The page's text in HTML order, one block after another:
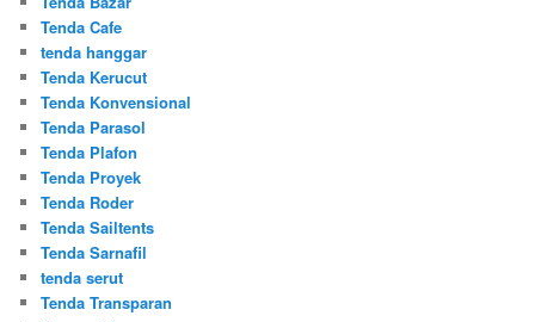
Tenda Cafe
tenda hanggar
Tenda Kerucut
Tenda Konvensional
Tenda Parasol
Tenda Plafon
Tenda Proyek
Tenda Roder
Tenda Sailtents
Tenda Sarnafil
tenda serut
Tenda Transparan